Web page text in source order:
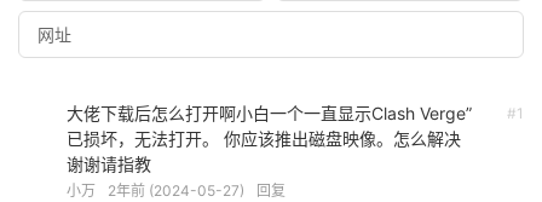
#1
大佬下载后怎么打开啊小白一个一直显示Clash Verge”
已损坏，无法打开。 你应该推出磁盘映像。怎么解决
谢谢请指教
小万 2年前 (2024-05-27) 回复